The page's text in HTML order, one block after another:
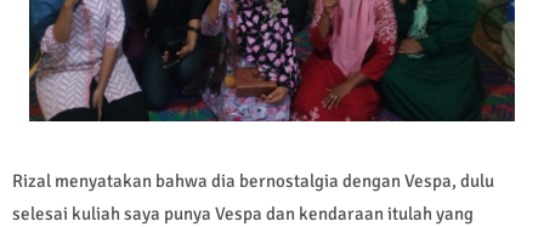
Rizal menyatakan bahwa dia bernostalgia dengan Vespa, dulu
selesai kuliah saya punya Vespa dan kendaraan itulah yang